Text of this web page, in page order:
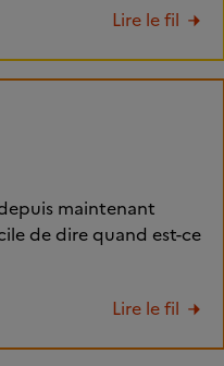
Lire le fil
maintenant
de dire quand est-ce
Lire le fil